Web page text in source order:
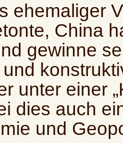
ehemaliger
China
gewinne
unter einer
dies auch
und